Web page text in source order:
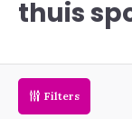
thuis
Filters